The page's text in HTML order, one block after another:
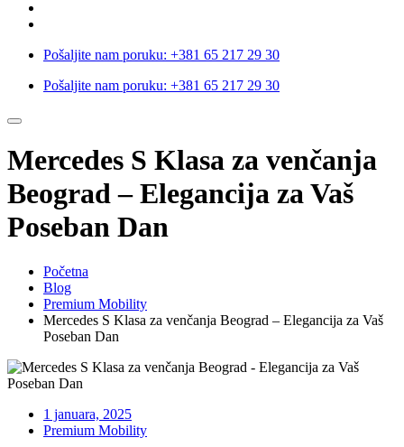
Pošaljite nam poruku: +381 65 217 29 30
Pošaljite nam poruku: +381 65 217 29 30
Mercedes S Klasa za venčanja
Beograd – Elegancija za Vaš
Poseban Dan
Početna
Blog
Premium Mobility
Mercedes S Klasa za venčanja Beograd – Elegancija za Vaš
Poseban Dan
1 januara, 2025
Premium Mobility